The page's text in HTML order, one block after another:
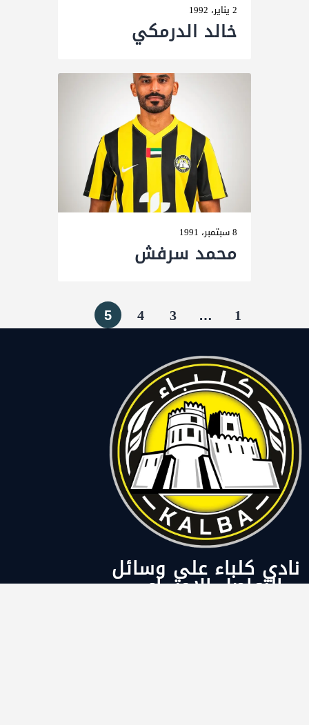
2 يناير، 1992
خالد الدرمكي
8 سبتمبر، 1991
محمد سرفش
1
…
3
4
5
نادي كلباء على وسائل
التواصل الاجتماعي